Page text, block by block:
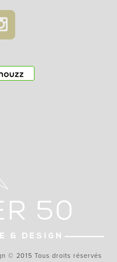
© 2015 Tous droits réservés